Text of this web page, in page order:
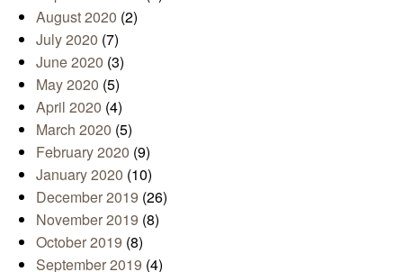
August 2020 (2)
July 2020 (7)
June 2020 (3)
May 2020 (5)
April 2020 (4)
March 2020 (5)
February 2020 (9)
January 2020 (10)
December 2019 (26)
November 2019 (8)
October 2019 (8)
September 2019 (4)